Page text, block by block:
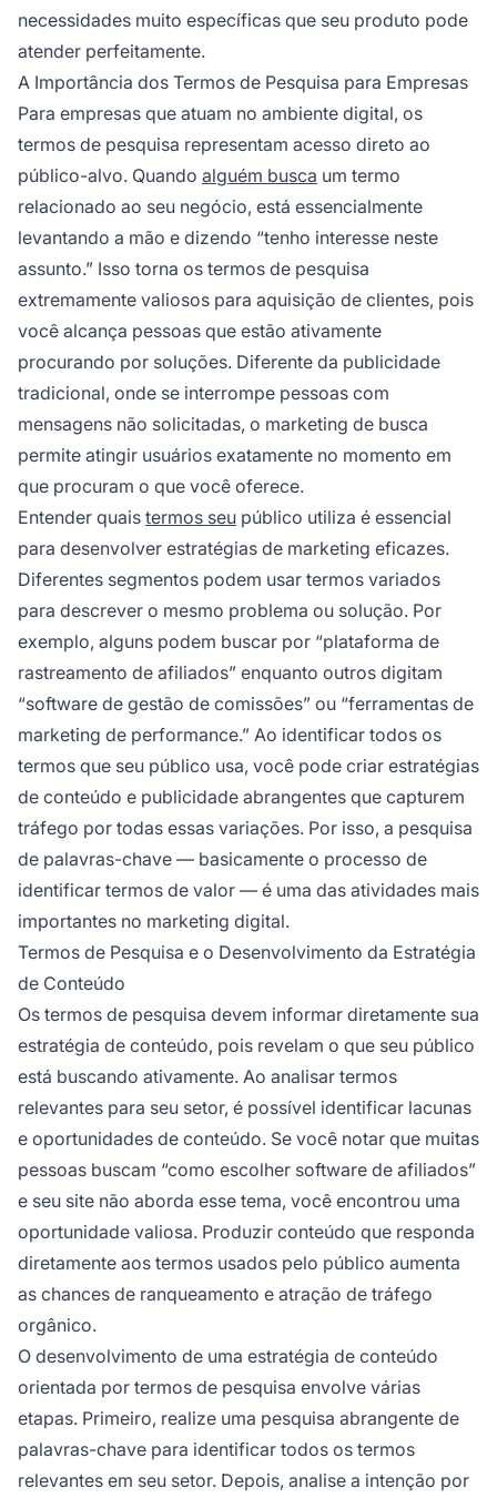
necessidades muito específicas que seu produto pode
atender perfeitamente.
A Importância dos Termos de Pesquisa para Empresas
Para empresas que atuam no ambiente digital, os
termos de pesquisa representam acesso direto ao
público-alvo. Quando alguém busca um termo
relacionado ao seu negócio, está essencialmente
levantando a mão e dizendo “tenho interesse neste
assunto.” Isso torna os termos de pesquisa
extremamente valiosos para aquisição de clientes, pois
você alcança pessoas que estão ativamente
procurando por soluções. Diferente da publicidade
tradicional, onde se interrompe pessoas com
mensagens não solicitadas, o marketing de busca
permite atingir usuários exatamente no momento em
que procuram o que você oferece.
Entender quais termos seu público utiliza é essencial
para desenvolver estratégias de marketing eficazes.
Diferentes segmentos podem usar termos variados
para descrever o mesmo problema ou solução. Por
exemplo, alguns podem buscar por “plataforma de
rastreamento de afiliados” enquanto outros digitam
“software de gestão de comissões” ou “ferramentas de
marketing de performance.” Ao identificar todos os
termos que seu público usa, você pode criar estratégias
de conteúdo e publicidade abrangentes que capturem
tráfego por todas essas variações. Por isso, a pesquisa
de palavras-chave — basicamente o processo de
identificar termos de valor — é uma das atividades mais
importantes no marketing digital.
Termos de Pesquisa e o Desenvolvimento da Estratégia
de Conteúdo
Os termos de pesquisa devem informar diretamente sua
estratégia de conteúdo, pois revelam o que seu público
está buscando ativamente. Ao analisar termos
relevantes para seu setor, é possível identificar lacunas
e oportunidades de conteúdo. Se você notar que muitas
pessoas buscam “como escolher software de afiliados”
e seu site não aborda esse tema, você encontrou uma
oportunidade valiosa. Produzir conteúdo que responda
diretamente aos termos usados pelo público aumenta
as chances de ranqueamento e atração de tráfego
orgânico.
O desenvolvimento de uma estratégia de conteúdo
orientada por termos de pesquisa envolve várias
etapas. Primeiro, realize uma pesquisa abrangente de
palavras-chave para identificar todos os termos
relevantes em seu setor. Depois, analise a intenção por